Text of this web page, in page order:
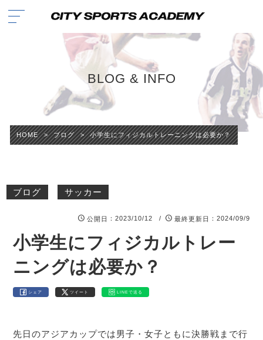
BLOG & INFO
HOME > ブログ > 小学生にフィジカルトレーニングは必要か？
ブログ サッカー
公開日 ：2023/10/12 / 最終更新日 ：2024/09/9
小学生にフィジカルトレー
ニングは必要か？
シェア ツイート LINEで送る
先日のアジアカップでは男子・女子ともに決勝戦まで行